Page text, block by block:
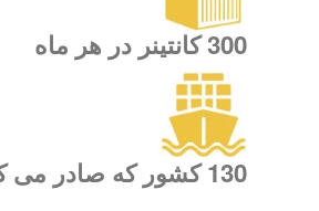
300 کانتینر در هر ماه
130 کشور که صادر می کنیم